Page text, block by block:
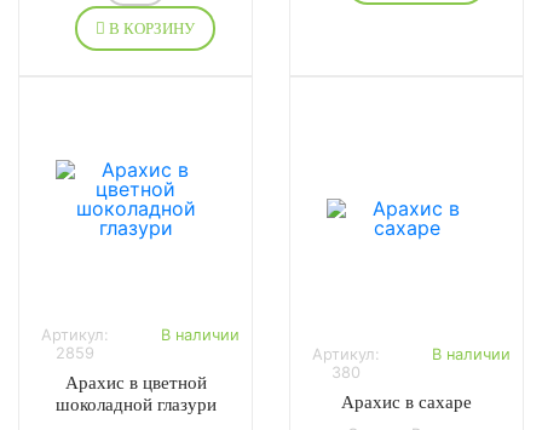
В КОРЗИНУ
Артикул:
2859
В наличии
Арахис в цветной
шоколадной глазури
Артикул:
380
В наличии
Арахис в сахаре